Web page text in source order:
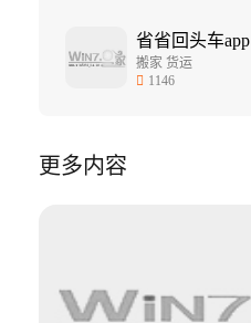
省省回头车app
搬家 货运
1146
更多内容